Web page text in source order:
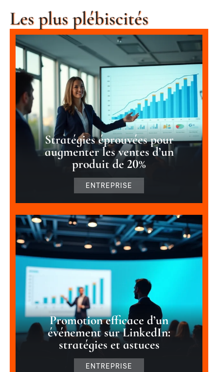
Les plus plébiscités
Stratégies éprouvées pour
augmenter les ventes d’un
produit de 20%
ENTREPRISE
Promotion efficace d’un
événement sur LinkedIn:
stratégies et astuces
ENTREPRISE